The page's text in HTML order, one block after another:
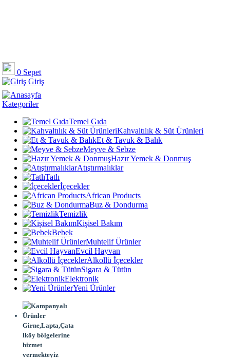
0 Sepet
Giriş
Kategoriler
Temel Gıda
Kahvaltılık & Süt Ürünleri
Et & Tavuk & Balık
Meyve & Sebze
Hazır Yemek & Donmuş
Atıştırmalıklar
Tatlı
İçecekler
African Products
Buz & Dondurma
Temizlik
Kişisel Bakım
Bebek
Muhtelif Ürünler
Evcil Hayvan
Alkollü İçecekler
Sigara & Tütün
Elektronik
Yeni Ürünler
Girne,Lapta,Çata
lköy bölgelerine
hizmet
vermekteyiz